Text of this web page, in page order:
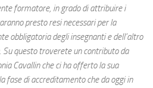
formatore, in grado di attribuire i
presto resi necessari per la
obbligatoria degli insegnanti e dell’altro
Su questo troverete un contributo da
Cavallin che ci ha offerto la sua
fase di accreditamento che da oggi in